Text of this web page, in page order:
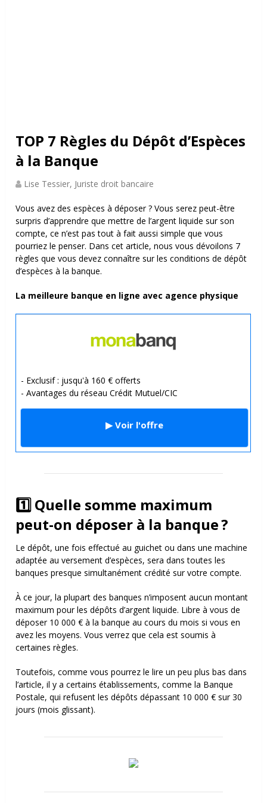
TOP 7 Règles du Dépôt d’Espèces
à la Banque
Lise Tessier, Juriste droit bancaire
Vous avez des espèces à déposer ? Vous serez peut-être
surpris d’apprendre que mettre de l’argent liquide sur son
compte, ce n’est pas tout à fait aussi simple que vous
pourriez le penser. Dans cet article, nous vous dévoilons 7
règles que vous devez connaître sur les conditions de dépôt
d’espèces à la banque.
La meilleure banque en ligne avec agence physique
- Exclusif : jusqu'à 160 € offerts
- Avantages du réseau Crédit Mutuel/CIC
▶ Voir l'offre
1️⃣ Quelle somme maximum
peut-on déposer à la banque ?
Le dépôt, une fois effectué au guichet ou dans une machine
adaptée au versement d’espèces, sera dans toutes les
banques presque simultanément crédité sur votre compte.
À ce jour, la plupart des banques n’imposent aucun montant
maximum pour les dépôts d’argent liquide. Libre à vous de
déposer 10 000 € à la banque au cours du mois si vous en
avez les moyens. Vous verrez que cela est soumis à
certaines règles.
Toutefois, comme vous pourrez le lire un peu plus bas dans
l’article, il y a certains établissements, comme la Banque
Postale, qui refusent les dépôts dépassant 10 000 € sur 30
jours (mois glissant).